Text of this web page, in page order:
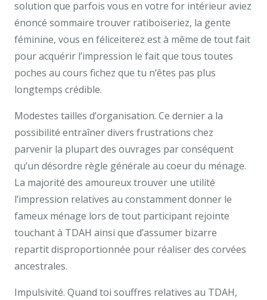
solution que parfois vous en votre for intérieur aviez
énoncé sommaire trouver ratiboiseriez, la gente
féminine, vous en féliceiterez est à même de tout fait
pour acquérir l’impression le fait que tous toutes
poches au cours fichez que tu n’êtes pas plus
longtemps crédible.
Modestes tailles d’organisation. Ce dernier a la
possibilité entraîner divers frustrations chez
parvenir la plupart des ouvrages par conséquent
qu’un désordre règle générale au coeur du ménage.
La majorité des amoureux trouver une utilité
l’impression relatives au constamment donner le
fameux ménage lors de tout participant rejointe
touchant à TDAH ainsi que d’assumer bizarre
repartit disproportionnée pour réaliser des corvées
ancestrales.
Impulsivité. Quand toi souffres relatives au TDAH,